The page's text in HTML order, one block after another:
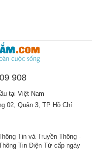
908
tại Việt Nam
02, Quận 3, TP Hồ Chí
Tin và Truyền Thông -
Tin Điện Tử cấp ngày